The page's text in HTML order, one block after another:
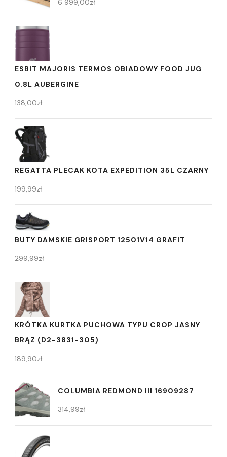
6 999,00zł
ESBIT MAJORIS TERMOS OBIADOWY FOOD JUG
0.8L AUBERGINE
138,00zł
REGATTA PLECAK KOTA EXPEDITION 35L CZARNY
199,99zł
BUTY DAMSKIE GRISPORT 12501V14 GRAFIT
299,99zł
KRÓTKA KURTKA PUCHOWA TYPU CROP JASNY
BRĄZ (D2-3831-305)
189,90zł
COLUMBIA REDMOND III 16909287
314,99zł